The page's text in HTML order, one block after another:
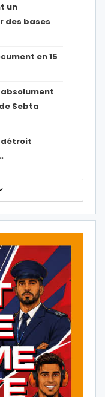
un
des bases
en 15
Sebta
détroit